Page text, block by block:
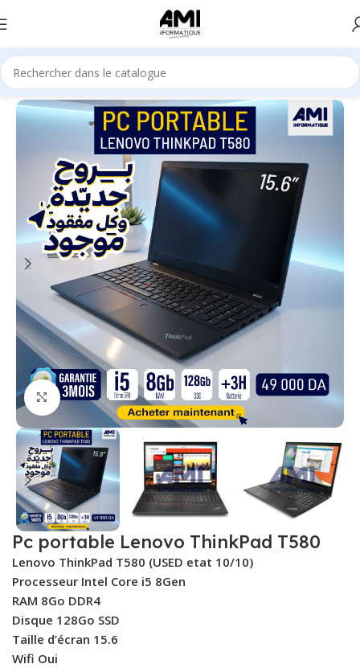
Accueil Pc & Ordinateur
Agrandir
Pc portable Lenovo ThinkPad T580
Lenovo ThinkPad T580 (USED etat 10/10)
Processeur Intel Core i5 8Gen
RAM 8Go DDR4
Disque 128Go SSD
Taille d’écran 15.6
Wifi Oui